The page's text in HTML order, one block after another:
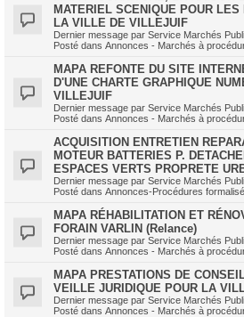
MATERIEL SCENIQUE POUR
LA VILLE DE VILLEJUIF
Dernier message par Service Marchés
Posté dans Annonces - Marchés à
MAPA REFONTE DU SITE
D'UNE CHARTE GRAPHIQUE
VILLEJUIF
Dernier message par Service Marchés
Posté dans Annonces - Marchés à
ACQUISITION ENTRETIEN
MOTEUR BATTERIES P.
ESPACES VERTS PROPRETE
Dernier message par Service Marchés
Posté dans Annonces-Procédures
MAPA RÉHABILITATION ET
FORAIN VARLIN (Relance)
Dernier message par Service Marchés
Posté dans Annonces - Marchés à
MAPA PRESTATIONS DE
VEILLE JURIDIQUE POUR LA
Dernier message par Service Marchés
Posté dans Annonces - Marchés à